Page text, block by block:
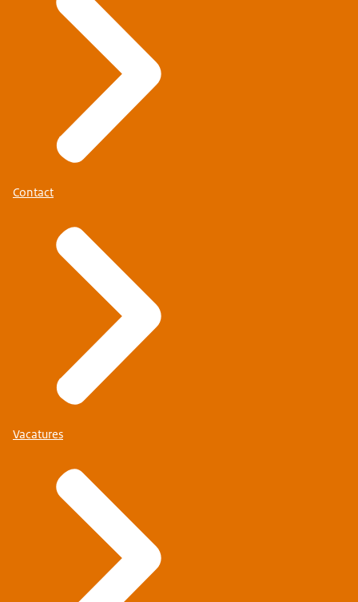
Contact
Vacatures